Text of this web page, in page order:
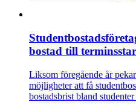
bostad till
Liksom föregående år
möjligheter att få
bostadsbrist bland